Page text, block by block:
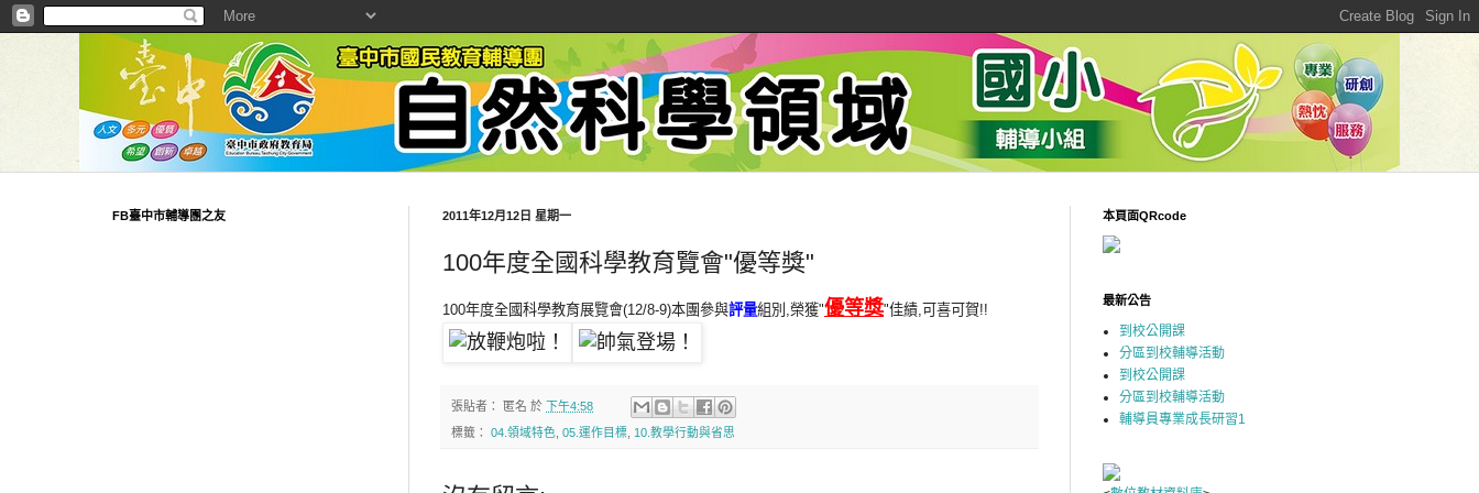
2011年12月12日 星期一
100年度全國科學教育覽會"優等獎"
100年度全國科學教育展覽會(12/8-9)本團參與評量組別,榮獲"優等獎"佳績,可喜可賀!!
張貼者： 匿名 於 下午4:58
標籤： 04.領域特色 05.運作目標 10.教學行動與省思
FB臺中市輔導團之友 本頁面QRcode
最新公告
到校公開課
分區到校輔導活動
到校公開課
分區到校輔導活動
輔導員專業成長研習1